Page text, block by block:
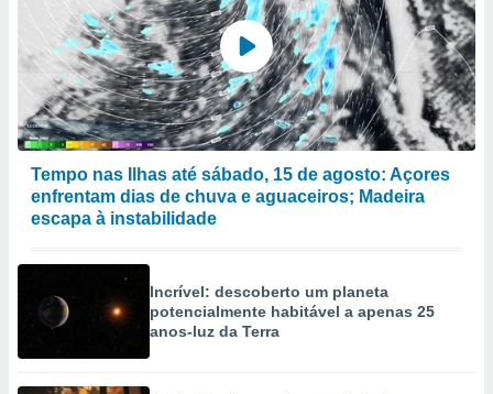
Tempo nas Ilhas até sábado, 15 de agosto: Açores
enfrentam dias de chuva e aguaceiros; Madeira
escapa à instabilidade
Incrível: descoberto um planeta
potencialmente habitável a apenas 25
anos-luz da Terra